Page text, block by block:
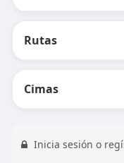
Rutas
Cimas
Inicia sesión o